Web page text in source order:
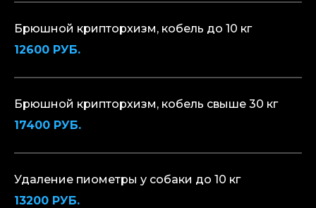
Брюшной крипторхизм, кобель до 10 кг
12600 РУБ.
Брюшной крипторхизм, кобель свыше 30 кг
17400 РУБ.
Удаление пиометры у собаки до 10 кг
13200 РУБ.